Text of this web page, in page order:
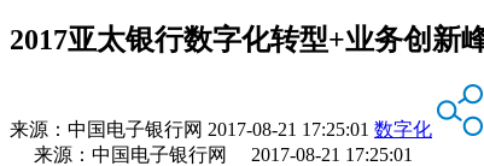
2017亚太银行数字化转型+业务创新
来源： 中国电子银行网 2017-08-21 17:25:01 数字化
来源：中国电子银行网 2017-08-21 17:25:01